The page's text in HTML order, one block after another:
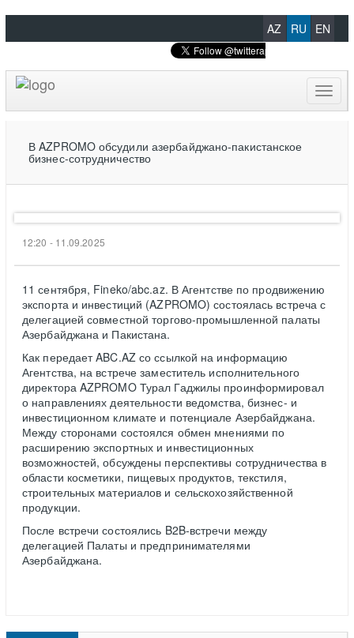
AZ RU EN
В AZPROMO обсудили азербайджано-пакистанское
бизнес-сотрудничество
12:20 - 11.09.2025
11 сентября, Fineko/abc.az. В Агентстве по продвижению
экспорта и инвестиций (AZPROMO) состоялась встреча с
делегацией совместной торгово-промышленной палаты
Азербайджана и Пакистана.
Как передает ABC.AZ со ссылкой на информацию
Агентства, на встрече заместитель исполнительного
директора AZPROMO Турал Гаджилы проинформировал
о направлениях деятельности ведомства, бизнес- и
инвестиционном климате и потенциале Азербайджана.
Между сторонами состоялся обмен мнениями по
расширению экспортных и инвестиционных
возможностей, обсуждены перспективы сотрудничества в
области косметики, пищевых продуктов, текстиля,
строительных материалов и сельскохозяйственной
продукции.
После встречи состоялись B2B-встречи между
делегацией Палаты и предпринимателями
Азербайджана.